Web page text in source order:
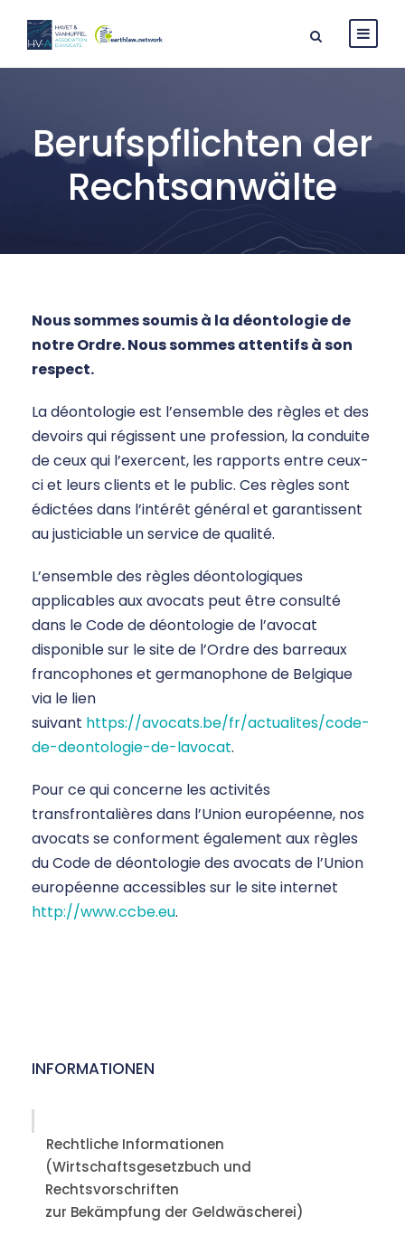
Berufspflichten der
Rechtsanwälte
Nous sommes soumis à la déontologie de
notre Ordre. Nous sommes attentifs à son
respect.
La déontologie est l’ensemble des règles et des
devoirs qui régissent une profession, la conduite
de ceux qui l’exercent, les rapports entre ceux-
ci et leurs clients et le public. Ces règles sont
édictées dans l’intérêt général et garantissent
au justiciable un service de qualité.
L’ensemble des règles déontologiques
applicables aux avocats peut être consulté
dans le Code de déontologie de l’avocat
disponible sur le site de l’Ordre des barreaux
francophones et germanophone de Belgique
via le lien
suivant https://avocats.be/fr/actualites/code-
de-deontologie-de-lavocat.
Pour ce qui concerne les activités
transfrontalières dans l’Union européenne, nos
avocats se conforment également aux règles
du Code de déontologie des avocats de l’Union
européenne accessibles sur le site internet
http://www.ccbe.eu.
INFORMATIONEN
Rechtliche Informationen
(Wirtschaftsgesetzbuch und
Rechtsvorschriften
zur Bekämpfung der Geldwäscherei)